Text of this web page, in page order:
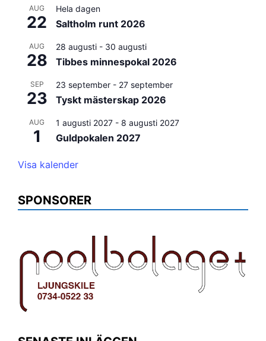
AUG
22
Hela dagen
Saltholm runt 2026
AUG
28
28 augusti - 30 augusti
Tibbes minnespokal 2026
SEP
23
23 september - 27 september
Tyskt mästerskap 2026
AUG
1
1 augusti 2027 - 8 augusti 2027
Guldpokalen 2027
Visa kalender
SPONSORER